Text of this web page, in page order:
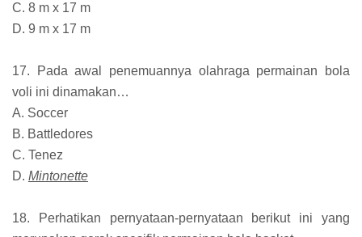
C. 8 m x 17 m
D. 9 m x 17 m
17. Pada awal penemuannya olahraga permainan bola
voli ini dinamakan…
A. Soccer
B. Battledores
C. Tenez
D. Mintonette
18. Perhatikan pernyataan-pernyataan berikut ini yang